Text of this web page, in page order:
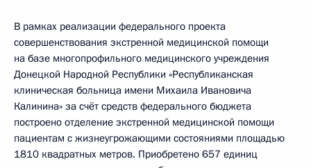
В рамках реализации федерального проекта
совершенствования экстренной медицинской помощи
на базе многопрофильного медицинского учреждения
Донецкой Народной Республики «Республиканская
клиническая больница имени Михаила Ивановича
Калинина» за счёт средств федерального бюджета
построено отделение экстренной медицинской помощи
пациентам с жизнеугрожающими состояниями площадью
1810 квадратных метров. Приобретено 657 единиц